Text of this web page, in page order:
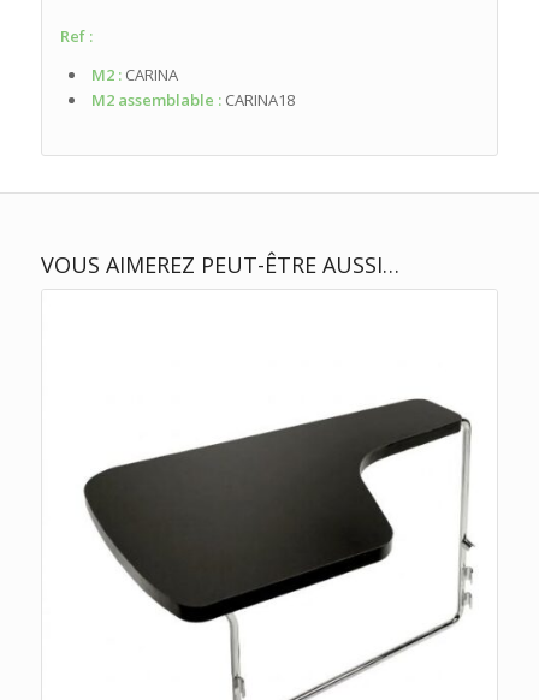
Ref :
M2 :CARINA
M2 assemblable :CARINA18
VOUS AIMEREZ PEUT-ÊTRE AUSSI…